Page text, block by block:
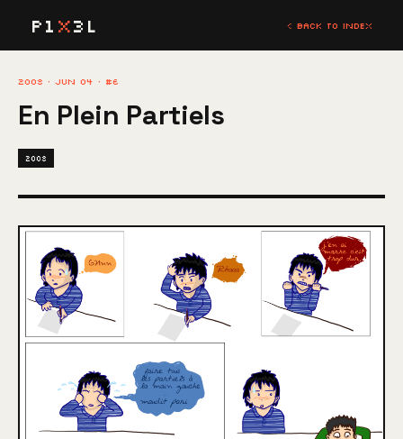
P1 X3L < BACK TO INDEX
2008 · JUN 04 · #6
En Plein Partiels
2008